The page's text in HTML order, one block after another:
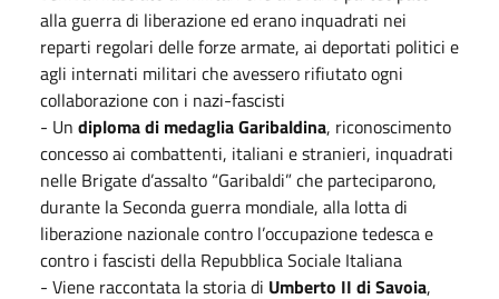
alla guerra di liberazione ed erano inquadrati nei
reparti regolari delle forze armate, ai deportati politici e
agli internati militari che avessero rifiutato ogni
collaborazione con i nazi-fascisti
- Un diploma di medaglia Garibaldina, riconoscimento
concesso ai combattenti, italiani e stranieri, inquadrati
nelle Brigate d’assalto “Garibaldi” che parteciparono,
durante la Seconda guerra mondiale, alla lotta di
liberazione nazionale contro l’occupazione tedesca e
contro i fascisti della Repubblica Sociale Italiana
- Viene raccontata la storia di Umberto II di Savoia,